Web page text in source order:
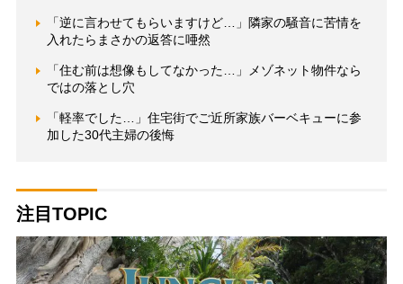
「逆に言わせてもらいますけど…」隣家の騒音に苦情を
入れたらまさかの返答に唖然
「住む前は想像もしてなかった…」メゾネット物件なら
ではの落とし穴
「軽率でした…」住宅街でご近所家族バーベキューに参
加した30代主婦の後悔
注目TOPIC